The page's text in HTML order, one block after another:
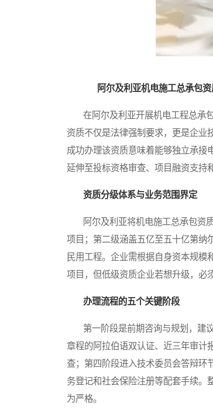
阿尔及利亚机电施工总承包
在阿尔及利亚开展机电工程总承包
资质不仅是法律强制要求，更是企业
成功办理该资质意味着能够独立承接
延伸至投标资格审查、项目融资支持
资质分级体系与业务范围界定
阿尔及利亚将机电施工总承包资质
项目；第二级涵盖五亿至五十亿第纳
民用工程。企业需根据自身资本规模
项目，但低级资质企业若想升级，必
办理流程的五个关键阶段
第一阶段是前期咨询与规划，建议
章程的阿拉伯语双认证、近三年审计
查；第四阶段进入技术委员会答辩环
务登记和社会保险注册等配套手续。
为严格。